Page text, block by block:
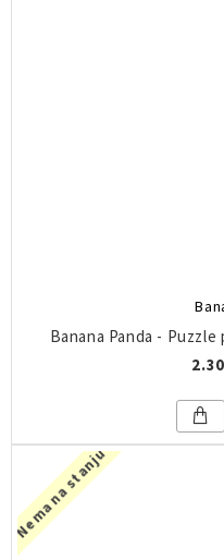
Banana Panda -
Nema na stanju